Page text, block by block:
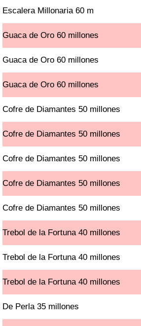
Escalera Millonaria 60 m
Guaca de Oro 60 millones
Guaca de Oro 60 millones
Guaca de Oro 60 millones
Cofre de Diamantes 50 millones
Cofre de Diamantes 50 millones
Cofre de Diamantes 50 millones
Cofre de Diamantes 50 millones
Cofre de Diamantes 50 millones
Trebol de la Fortuna 40 millones
Trebol de la Fortuna 40 millones
Trebol de la Fortuna 40 millones
De Perla 35 millones